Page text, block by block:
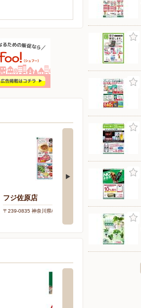
フジ佐原店
〒239-0835 神奈川県横須賀市佐原１-７-３